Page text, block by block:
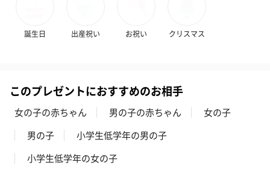
誕生日 出産祝い お祝い クリスマス
このプレゼントにおすすめのお相手
女の子の赤ちゃん 男の子の赤ちゃん
女の子
男の子
小学生低学年の男の子
小学生低学年の女の子